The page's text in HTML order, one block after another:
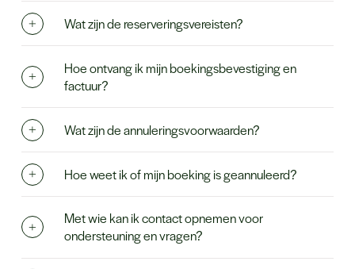
Wat zijn de reserveringsvereisten?
Hoe ontvang ik mijn boekingsbevestiging en
factuur?
Wat zijn de annuleringsvoorwaarden?
Hoe weet ik of mijn boeking is geannuleerd?
Met wie kan ik contact opnemen voor
ondersteuning en vragen?